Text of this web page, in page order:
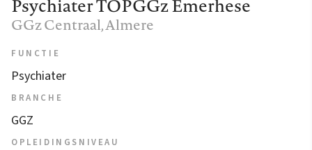
Psychiater TOPGGz Emerhese
GGz Centraal, Almere
FUNCTIE
Psychiater
BRANCHE
GGZ
OPLEIDINGSNIVEAU